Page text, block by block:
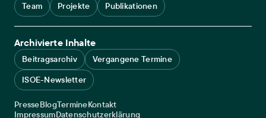
Team Projekte Publikationen
Archivierte Inhalte
Beitragsarchiv
Vergangene Termine
ISOE-Newsletter
Service navigation
PresseBlogTermineKontakt
Legal navigation
ImpressumDatenschutzerklärung